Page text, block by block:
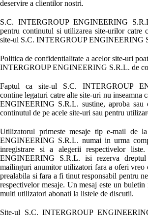
deservire a clientilor nostri.
S.C. INTERGROUP ENGINEERING
pentru continutul si utilizarea site-urilor catre
site-ul S.C. INTERGROUP ENGINEERING
Politica de confidentialitate a acelor site-uri
INTERGROUP ENGINEERING S.R.L. de
Faptul ca site-ul S.C. INTERGROUP
contine legaturi catre alte site-uri nu
ENGINEERING S.R.L. sustine, aproba sau
continutul de pe acele site-uri sau pentru
Utilizatorul primeste mesaje tip e-mail de
ENGINEERING S.R.L. numai in urma
inregistrare si a alegerii respectivelor
ENGINEERING S.R.L. isi rezerva
mailinguri anumitor utilizatori fara a oferi vreo
prealabila si fara a fi tinut responsabil pentru
respectivelor mesaje. Un mesaj este un
multi utilizatori abonati la listele de discutii.
Site-ul S.C. INTERGROUP